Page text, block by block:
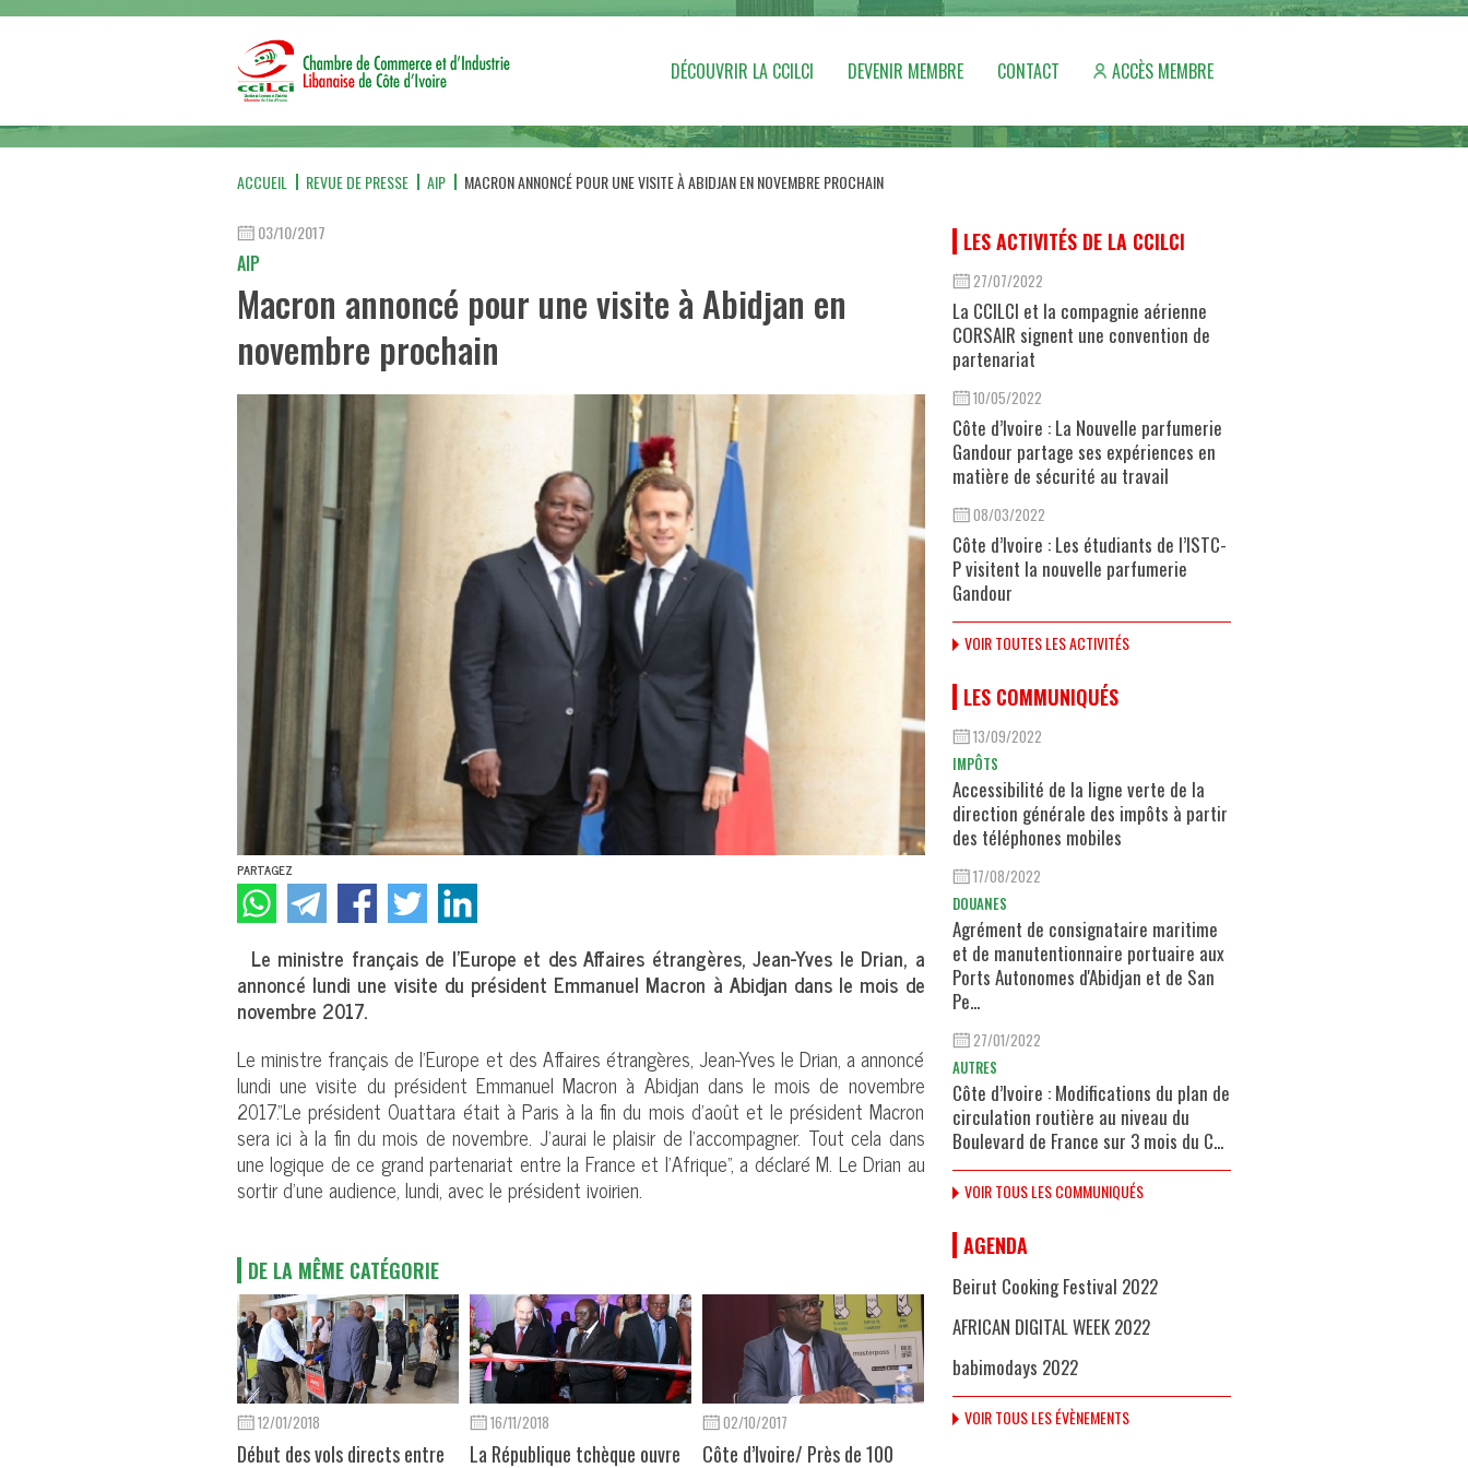
DÉCOUVRIR LA CCILCI DEVENIR MEMBRE CONTACT ACCÈS MEMBRE
ACCUEIL REVUE DE PRESSE AIP MACRON ANNONCÉ POUR UNE VISITE À ABIDJAN EN NOVEMBRE PROCHAIN
03/10/2017
AIP
Macron annoncé pour une visite à Abidjan en
novembre prochain
PARTAGEZ
Le ministre français de l’Europe et des Affaires étrangères, Jean-Yves le Drian, a
annoncé lundi une visite du président Emmanuel Macron à Abidjan dans le mois de
novembre 2017.
Le ministre français de l’Europe et des Affaires étrangères, Jean-Yves le Drian, a annoncé
lundi une visite du président Emmanuel Macron à Abidjan dans le mois de novembre
2017."Le président Ouattara était à Paris à la fin du mois d’août et le président Macron
sera ici à la fin du mois de novembre. J’aurai le plaisir de l’accompagner. Tout cela dans
une logique de ce grand partenariat entre la France et l’Afrique", a déclaré M. Le Drian au
sortir d’une audience, lundi, avec le président ivoirien.
DE LA MÊME CATÉGORIE
12/01/2018
Début des vols directs entre
16/11/2018
La République tchèque ouvre
02/10/2017
Côte d’Ivoire/ Près de 100
LES ACTIVITÉS DE LA CCILCI
27/07/2022
La CCILCI et la compagnie aérienne
CORSAIR signent une convention de
partenariat
10/05/2022
Côte d’Ivoire : La Nouvelle parfumerie
Gandour partage ses expériences en
matière de sécurité au travail
08/03/2022
Côte d’Ivoire : Les étudiants de l’ISTC-
P visitent la nouvelle parfumerie
Gandour
VOIR TOUTES LES ACTIVITÉS
LES COMMUNIQUÉS
13/09/2022
IMPÔTS
Accessibilité de la ligne verte de la
direction générale des impôts à partir
des téléphones mobiles
17/08/2022
DOUANES
Agrément de consignataire maritime
et de manutentionnaire portuaire aux
Ports Autonomes d'Abidjan et de San
Pe...
27/01/2022
AUTRES
Côte d’Ivoire : Modifications du plan de
circulation routière au niveau du
Boulevard de France sur 3 mois du C...
VOIR TOUS LES COMMUNIQUÉS
AGENDA
Beirut Cooking Festival 2022
AFRICAN DIGITAL WEEK 2022
babimodays 2022
VOIR TOUS LES ÉVÈNEMENTS